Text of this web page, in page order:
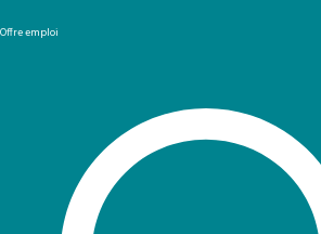
Offre emploi